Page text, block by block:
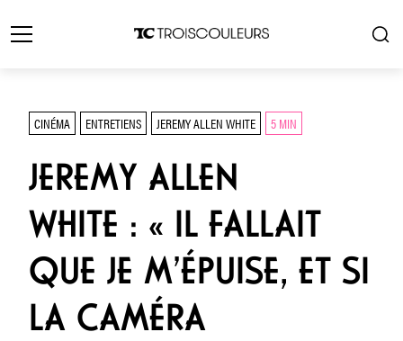
CINÉMA ENTRETIENS JEREMY ALLEN WHITE 5 MIN
JEREMY ALLEN
WHITE : « IL FALLAIT
QUE JE M’ÉPUISE, ET SI
LA CAMÉRA